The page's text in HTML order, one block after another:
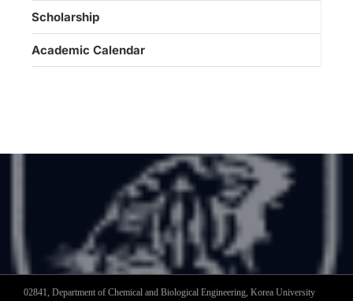
Scholarship
Academic Calendar
02841, Department of Chemical and Biological Engineering, Korea University